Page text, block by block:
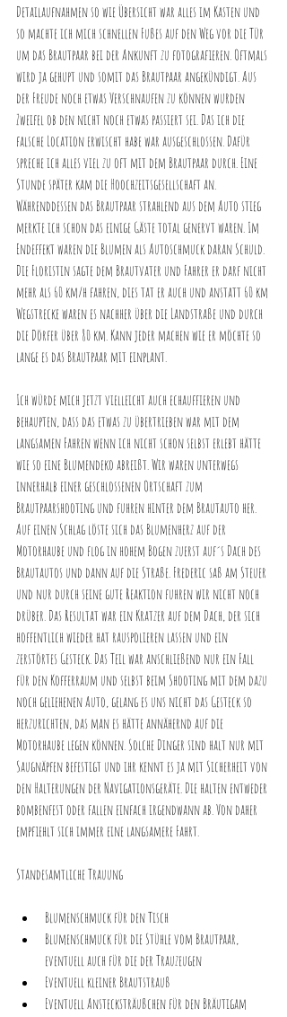
Detailaufnahmen so wie Übersicht war alles im Kasten und
so machte ich mich schnellen Fußes auf den Weg vor die Tür
um das Brautpaar bei der Ankunft zu fotografieren. Oftmals
wird ja gehupt und somit das Brautpaar angekündigt. Aus
der Freude noch etwas Verschnaufen zu können wurden
Zweifel ob den nicht noch etwas passiert sei. Das ich die
falsche Location erwischt habe war ausgeschlossen. Dafür
spreche ich alles viel zu oft mit dem Brautpaar durch. Eine
Stunde später kam die Hoochzeitsgesellschaft an.
Währenddessen das Brautpaar strahlend aus dem Auto stieg
merkte ich schon das einige Gäste total genervt waren. Im
Endeffekt waren die Blumen als Autoschmuck daran Schuld.
Die Floristin sagte dem Brautvater und Fahrer er darf nicht
mehr als 60 km/h fahren, dies tat er auch und anstatt 60 km
Wegstrecke waren es nachher über die Landstraße und durch
die Dörfer über 80 km. Kann jeder machen wie er möchte so
lange es das Brautpaar mit einplant.
Ich würde mich jetzt vielleicht auch echauffieren und
behaupten, dass das etwas zu übertrieben war mit dem
langsamen Fahren wenn ich nicht schon selbst erlebt hätte
wie so eine Blumendeko abreißt. Wir waren unterwegs
innerhalb einer geschlossenen Ortschaft zum
Brautpaarshooting und fuhren hinter dem Brautauto her.
Auf einen Schlag löste sich das Blumenherz auf der
Motorhaube und flog in hohem Bogen zuerst auf´s Dach des
Brautautos und dann auf die Straße. Frederic saß am Steuer
und nur durch seine gute Reaktion fuhren wir nicht noch
drüber. Das Resultat war ein Kratzer auf dem Dach, der sich
hoffentlich wieder hat rauspolieren lassen und ein
zerstörtes Gesteck. Das Teil war anschließend nur ein Fall
für den Kofferraum und selbst beim Shooting mit dem dazu
noch geliehenen Auto, gelang es uns nicht das Gesteck so
herzurichten, das man es hätte annähernd auf die
Motorhaube legen können. Solche Dinger sind halt nur mit
Saugnäpfen befestigt und ihr kennt es ja mit Sicherheit von
den Halterungen der Navigationsgeräte. Die halten entweder
bombenfest oder fallen einfach irgendwann ab. Von daher
empfiehlt sich immer eine langsamere Fahrt.
Standesamtliche Trauung
Blumenschmuck für den Tisch
Blumenschmuck für die Stühle vom Brautpaar,
eventuell auch für die der Trauzeugen
Eventuell kleiner Brautstrauß
Eventuell Anstecksträußchen für den Bräutigam